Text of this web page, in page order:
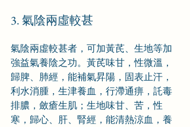
3. 氣陰兩虛較甚
氣陰兩虛較甚者，可加黃芪、生地等加
強益氣養陰之功。黃芪味甘，性微溫，
歸脾、肺經，能補氣昇陽，固表止汗，
利水消腫，生津養血，行滯通痹，託毒
排膿，斂瘡生肌；生地味甘、苦，性
寒，歸心、肝、腎經，能清熱涼血，養